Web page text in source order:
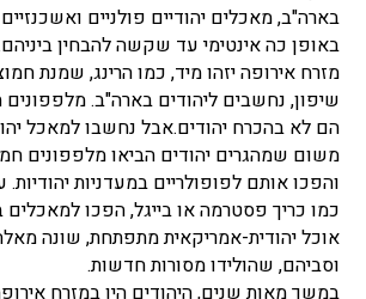
בארה"ב, מאכלים יהודיים פולניים
באופן כה אינטימי עד שקשה להבחין
מזרח אירופה יזהו מיד, כמו הרינג, שמנת
שיפון, נחשבים ליהודים בארה"ב.
הם לא בהכרח יהודים.אבל נחשבו למאכל
משום שמהגרים יהודים הביאו מלפפונים
והפכו אותם לפופולריים במעדניות
כמו כריך פסטרמה או בייגל, הפכו למאכלים
אוכל יהודית-אמריקאית מתפתחת, שונה
וסביהם, שהולידו מסורות חדשות.